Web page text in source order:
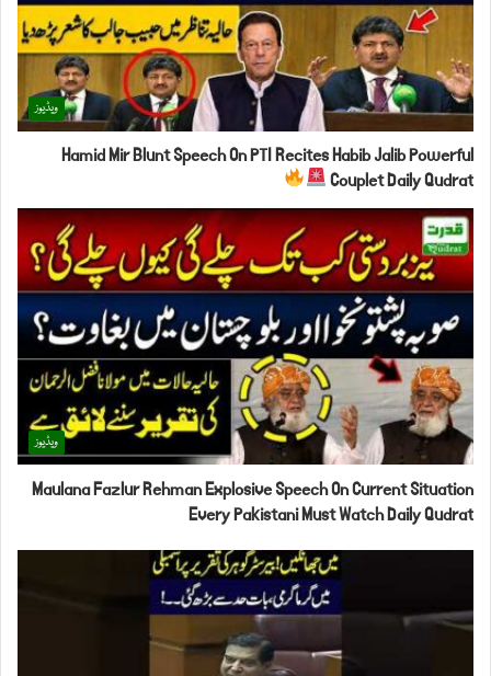
ویڈیوز
Hamid Mir Blunt Speech On PTI Recites Habib Jalib Powerful
Couplet Daily Qudrat
ویڈیوز
Maulana Fazlur Rehman Explosive Speech On Current Situation
Every Pakistani Must Watch Daily Qudrat